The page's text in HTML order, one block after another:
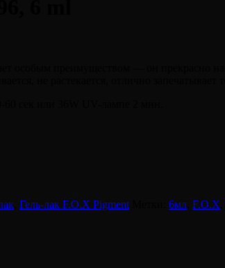
Гель-лак F.O.X Pigment 6мл F.O.X